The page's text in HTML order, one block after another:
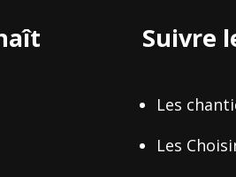
Suivre
Les
Les